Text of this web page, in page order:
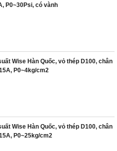
P0~30Psi, có vành
Wise Hàn Quốc, vỏ thép D100, chân
P0~4kg/cm2
Wise Hàn Quốc, vỏ thép D100, chân
P0~25kg/cm2